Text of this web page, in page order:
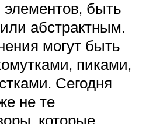
быть
абстрактным.
могут быть
пиками,
Сегодня
не те
которые